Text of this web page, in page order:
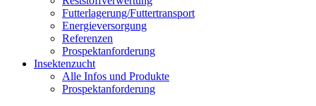
Futterlagerung/Futtertransport
Energieversorgung
Referenzen
Prospektanforderung
Insektenzucht
Alle Infos und Produkte
Prospektanforderung